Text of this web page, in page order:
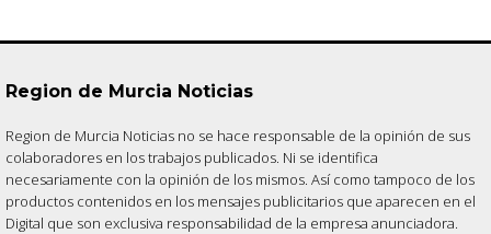
Region de Murcia Noticias
Region de Murcia Noticias no se hace responsable de la opinión de sus
colaboradores en los trabajos publicados. Ni se identifica
necesariamente con la opinión de los mismos. Así como tampoco de los
productos contenidos en los mensajes publicitarios que aparecen en el
Digital que son exclusiva responsabilidad de la empresa anunciadora.